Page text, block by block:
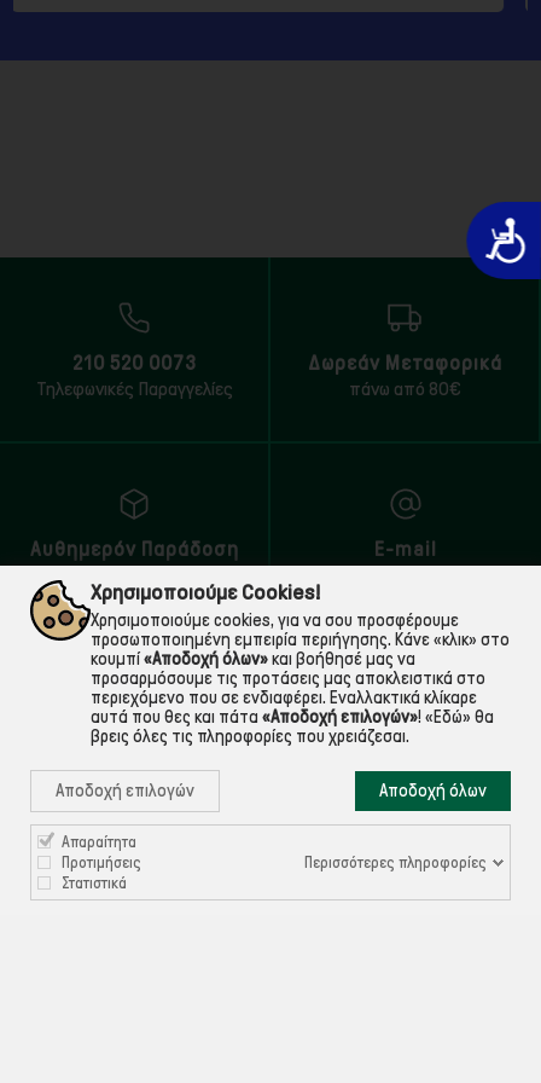
210 520 0073
Τηλεφωνικές Παραγγελίες
Δωρεάν Μεταφορικά
πάνω από 80€
Αυθημερόν Παράδοση E-mail
ΠΛΗΡΟΦΟΡΙΕΣ
ΧΡΉΣΙΜΑ
Χρησιμοποιούμε Cookies!
Χρησιμοποιούμε cookies, για να σου προσφέρουμε
προσωποποιημένη εμπειρία περιήγησης. Κάνε «κλικ» στο
κουμπί«Αποδοχή όλων»και βοήθησέ μας να
προσαρμόσουμε τις προτάσεις μας αποκλειστικά στο
περιεχόμενο που σε ενδιαφέρει. Εναλλακτικά κλίκαρε
αυτά που θες και πάτα «Αποδοχή επιλογών»! «Εδώ» θα
βρεις όλες τις πληροφορίες που χρειάζεσαι.
Αποδοχή επιλογών Αποδοχή όλων
Απαραίτητα
Προτιμήσεις
Στατιστικά
Περισσότερες πληροφορίες